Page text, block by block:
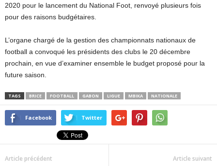
2020 pour le lancement du National Foot, renvoyé plusieurs fois
pour des raisons budgétaires.
L’organe chargé de la gestion des championnats nationaux de
football a convoqué les présidents des clubs le 20 décembre
prochain, en vue d’examiner ensemble le budget proposé pour la
future saison.
TAGS BRICE FOOTBALL GABON LIGUE MBIKA NATIONALE
Facebook Twitter
Article précédent Article suivant